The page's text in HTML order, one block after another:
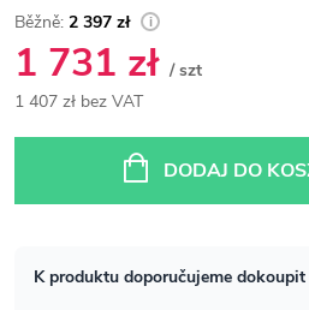
2 397 zł
1 731 zł / szt
1 407 zł bez VAT
DODAJ DO